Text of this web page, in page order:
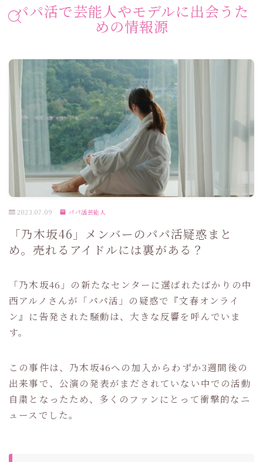
パパ活で芸能人やモデルに出会うた
めの情報源
2023.07.09 パパ活芸能人
「乃木坂46」メンバーのパパ活疑惑まと
め。売れるアイドルには裏がある？
「乃木坂46」の新たなセンターに選ばれたばかりの中
西アルノさんが「パパ活」の疑惑で『文春オンライ
ン』に告発された騒動は、大きな反響を呼んでいま
す。
この事件は、乃木坂46への加入からわずか3週間後の
出来事で、公演の発表がまだされていない中での活動
自粛となったため、多くのファンにとって衝撃的なニ
ュースでした。